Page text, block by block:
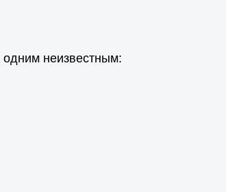
неизвестным: